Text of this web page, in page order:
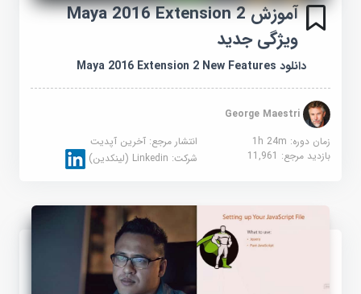
آموزش Maya 2016 Extension 2
ویژگی جدید
دانلود Maya 2016 Extension 2 New Features
George Maestri
زمان دوره: 1h 24m
انتشار مرجع:آخرین آپدیت
بازدید مرجع:11,961 شرکت:Linkedin (لینکدین)